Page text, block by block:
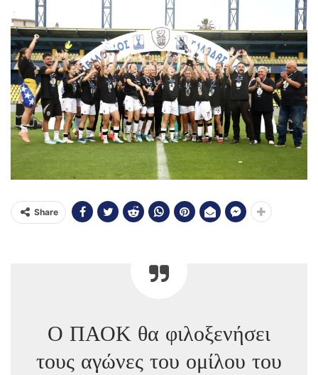
Share
Ο ΠΑΟΚ θα φιλοξενήσει
τους αγώνες του ομίλου του